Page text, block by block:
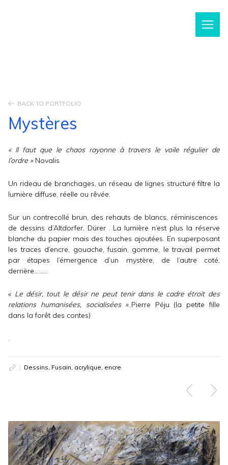
BACK TO PORTFOLIO
Mystères
« Il faut que le chaos rayonne à travers le voile régulier de
l’ordre »Novalis
Un rideau de branchages, un réseau de lignes structuré filtre la
lumière diffuse, réelle ou rêvée.
Sur un contrecollé brun, des rehauts de blancs, réminiscences
de dessins d’Altdorfer, Dürer . La lumière n’est plus la réserve
blanche du papier mais des touches ajoutées. En superposant
les traces d’encre, gouache, fusain, gomme, le travail permet
par étapes l’émergence d’un mystère, de l’autre coté,
derrière………
« Le désir, tout le désir ne peut tenir dans le cadre étroit des
relations humanisées, socialisées »..Pierre Péju (la petite fille
dans la forêt des contes)
.
Dessins, Fusain, acrylique, encre